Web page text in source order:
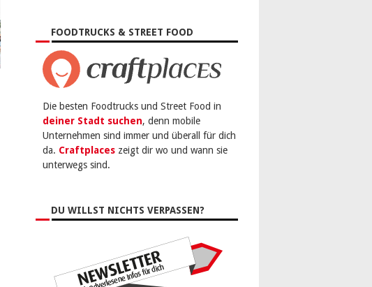
FOODTRUCKS & STREET FOOD
Die besten Foodtrucks und Street Food in
deiner Stadt suchen, denn mobile
Unternehmen sind immer und überall für dich
da. Craftplaces zeigt dir wo und wann sie
unterwegs sind.
DU WILLST NICHTS VERPASSEN?